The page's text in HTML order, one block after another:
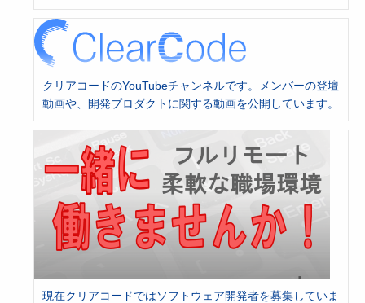
クリアコードのYouTubeチャンネルです。メンバーの登壇
動画や、開発プロダクトに関する動画を公開しています。
現在クリアコードではソフトウェア開発者を募集していま